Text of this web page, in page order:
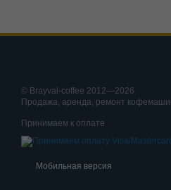
© Brayval-coffee 2012—2026
Продажа, аренда, ремонт
Принимаем к оплате
Мобильная версия